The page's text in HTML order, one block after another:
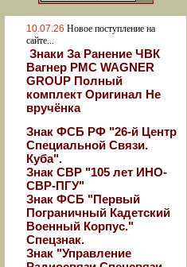
10.07.26 Новое поступление на
сайте...
Знаки За Ранение ЧВК
Вагнер РМС WAGNER
GROUP Полный
комплект Оригинал Не
вручёнка
Знак ФСБ РФ "26-й Центр
Специальной Связи.
Куба".
Знак СВР "105 лет ИНО-
СВР-ПГУ"
Знак ФСБ "Первый
Пограничный Кадетский
Военный Корпус."
Спецзнак.
Знак "Управление